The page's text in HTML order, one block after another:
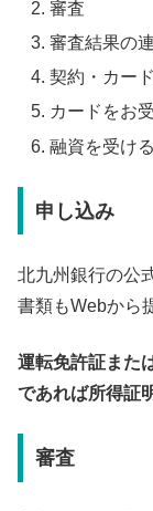
審査
審査結果の
契約・カー
カードをお
融資を受け
申し込み
北九州銀行の公
書類もWebから
運転免許証また
であれば所得証
審査